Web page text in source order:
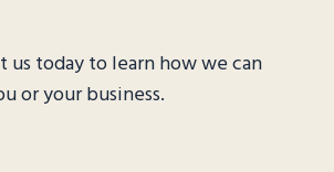
us today to learn how we can
or your business.